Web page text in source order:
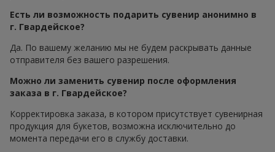
Есть ли возможность подарить сувенир анонимно в
г. Гвардейское?
Да. По вашему желанию мы не будем раскрывать данные
отправителя без вашего разрешения.
Можно ли заменить сувенир после оформления
заказа в г. Гвардейское?
Корректировка заказа, в котором присутствует сувенирная
продукция для букетов, возможна исключительно до
момента передачи его в службу доставки.